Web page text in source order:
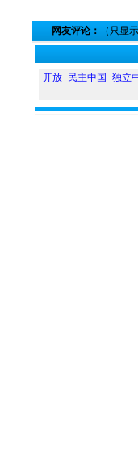
网友评论： （只显
·开放 · 民主中国 ·独立